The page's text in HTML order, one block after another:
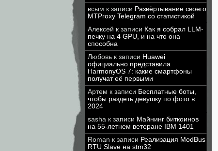
всым к записи Развёртывание своего
MTProxy Telegram со статистикой
Алексей к записи Как я собрал LLM-
печку на 4 GPU, и на что она
способна
Любовь к записи Huawei
официально представила
HarmonyOS 7: какие смартфоны
получат её первыми
Артем к записи Бесплатные боты,
чтобы раздеть девушку по фото в
2024
sasha к записи Майнинг биткоинов
на 55-летнем ветеране IBM 1401
Roman к записи Реализация ModBus
RTU Slave на stm32